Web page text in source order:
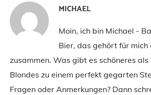
MICHAEL
Moin, ich bin Michael -
Bier, das gehört für mich
zusammen. Was gibt es schöneres als
Blondes zu einem perfekt gegarten
Fragen oder Anmerkungen? Dann